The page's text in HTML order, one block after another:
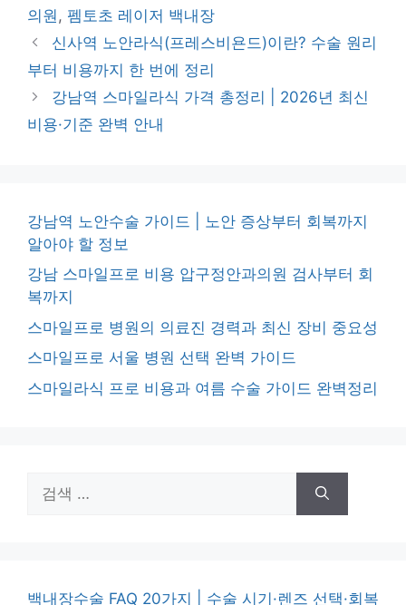
의원 , 펨토초 레이저 백내장
신사역 노안라식(프레스비욘드)이란? 수술 원리
부터 비용까지 한 번에 정리
강남역 스마일라식 가격 총정리 | 2026년 최신
비용·기준 완벽 안내
강남역 노안수술 가이드 | 노안 증상부터 회복까지
알아야 할 정보
강남 스마일프로 비용 압구정안과의원 검사부터 회
복까지
스마일프로 병원의 의료진 경력과 최신 장비 중요성
스마일프로 서울 병원 선택 완벽 가이드
스마일라식 프로 비용과 여름 수술 가이드 완벽정리
색:
백내장수술 FAQ 20가지 | 수술 시기·렌즈 선택·회복